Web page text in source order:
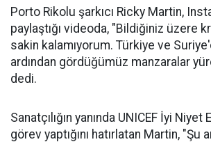
Porto Rikolu şarkıcı Ricky Martin,
paylaştığı videoda, "Bildiğiniz üzere
sakin kalamıyorum. Türkiye ve
ardından gördüğümüz manzaralar
dedi.
Sanatçılığın yanında UNICEF İyi
görev yaptığını hatırlatan Martin, "Şu